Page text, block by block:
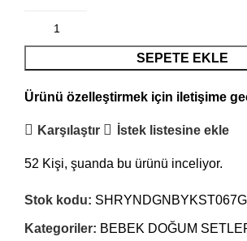
SEPETE EKLE
Ürünü özelleştirmek için iletişime
Karşılaştır İstek listesine ekle
52 Kişi, şuanda bu ürünü inceliyor.
Stok kodu:
Kategoriler: BEBEK DOĞUM